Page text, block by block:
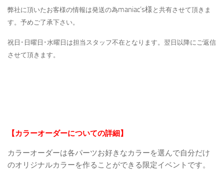
弊社に頂いたお客様の情報は発送の為maniac’s様 と共有させて頂きま
す。予めご了承下さい。
祝日･日曜日･水曜日は担当スタッフ不在となります。翌日以降にご返信
させて頂きます。
【カラーオーダーについての詳細】
カラーオーダーは各パーツお好きなカラーを選んで自分だけ
のオリジナルカラーを作ることができる限定イベントです。